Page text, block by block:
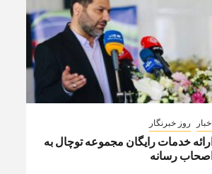
اخبار روز خبرنگار
ارائه خدمات رایگان مجموعه توچال به
اصحاب رسانه